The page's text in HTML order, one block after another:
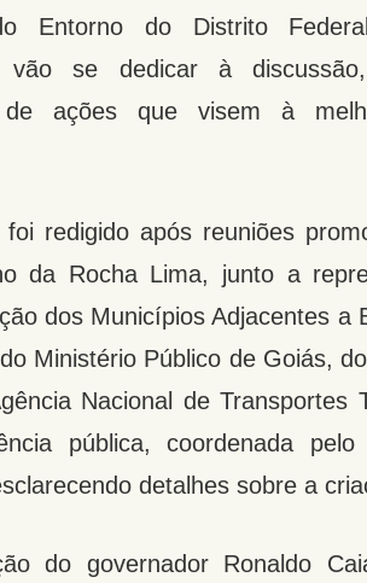
Entorno do Distrito
vão se dedicar à
de ações que visem à
redigido após reuniões
da Rocha Lima, junto a
dos Municípios Adjacentes
Ministério Público de Goiás,
Nacional de Transportes
pública, coordenada
detalhes sobre a
do governador Ronaldo